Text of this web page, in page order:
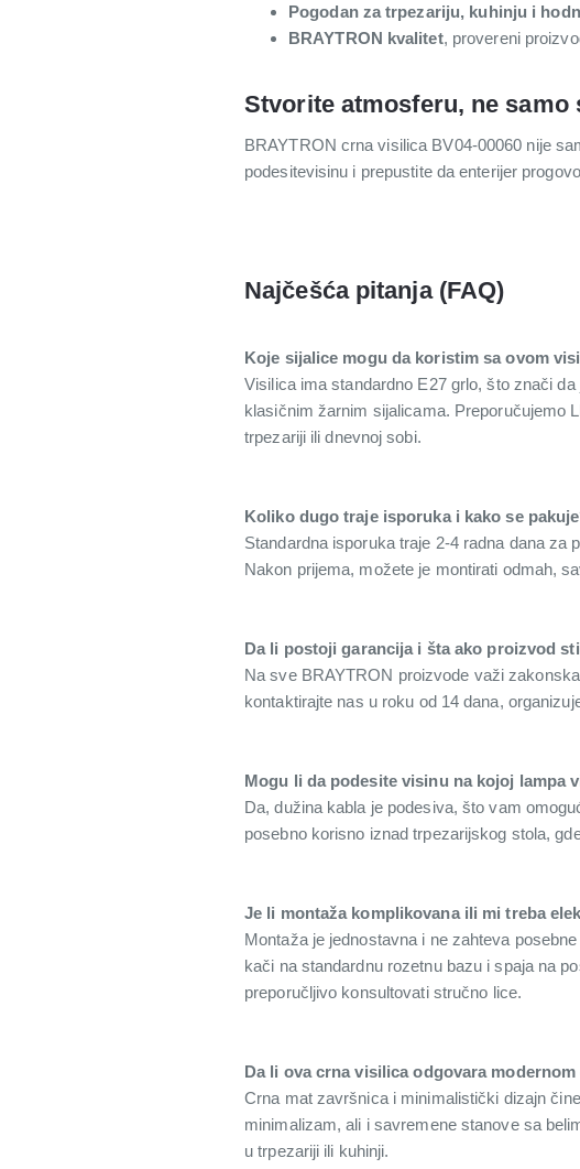
Pogodan za trpezariju, kuhinju i
BRAYTRON kvalitet, provereni
Stvorite atmosferu, ne samo
BRAYTRON crna visilica BV04-00060 nije
podesitevisinu i prepustite da enterijer
Najčešća pitanja (FAQ)
Koje sijalice mogu da koristim sa ovom
Visilica ima standardno E27 grlo, što znači
klasičnim žarnim sijalicama. Preporučujemo
trpezariji ili dnevnoj sobi.
Koliko dugo traje isporuka i kako se
Standardna isporuka traje 2-4 radna dana
Nakon prijema, možete je montirati odmah,
Da li postoji garancija i šta ako proizvod
Na sve BRAYTRON proizvode važi
kontaktirajte nas u roku od 14 dana,
Mogu li da podesite visinu na kojoj lampa
Da, dužina kabla je podesiva, što vam
posebno korisno iznad trpezarijskog stola,
Je li montaža komplikovana ili mi treba
Montaža je jednostavna i ne zahteva
kači na standardnu rozetnu bazu i spaja na
preporučljivo konsultovati stručno lice.
Da li ova crna visilica odgovara
Crna mat završnica i minimalistički dizajn
minimalizam, ali i savremene stanove sa
u trpezariji ili kuhinji.